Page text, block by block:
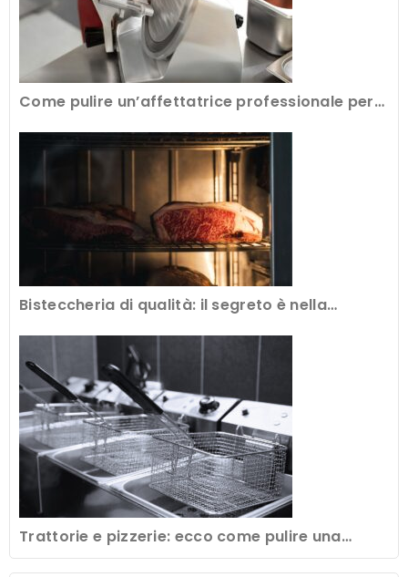
Come pulire un’affettatrice professionale per
Bisteccheria di qualità: il segreto è nella
Trattorie e pizzerie: ecco come pulire una
friggitrice professionale